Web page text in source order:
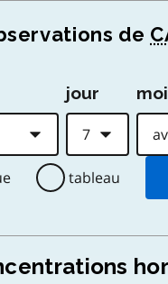
de
jour
tableau